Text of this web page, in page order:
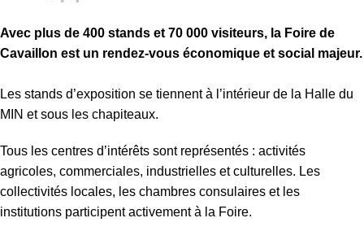
Avec plus de 400 stands et 70 000 visiteurs, la Foire de
Cavaillon est un rendez-vous économique et social majeur.
Les stands d’exposition se tiennent à l’intérieur de la Halle du
MIN et sous les chapiteaux.
Tous les centres d’intérêts sont représentés : activités
agricoles, commerciales, industrielles et culturelles. Les
collectivités locales, les chambres consulaires et les
institutions participent activement à la Foire.